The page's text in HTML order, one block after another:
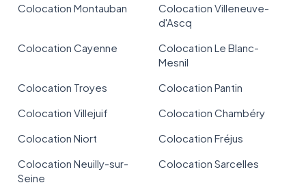
Colocation Montauban
Colocation Villeneuve-
d'Ascq
Colocation Cayenne
Colocation Le Blanc-
Mesnil
Colocation Troyes
Colocation Pantin
Colocation Villejuif
Colocation Chambéry
Colocation Niort
Colocation Fréjus
Colocation Neuilly-sur-
Seine
Colocation Sarcelles